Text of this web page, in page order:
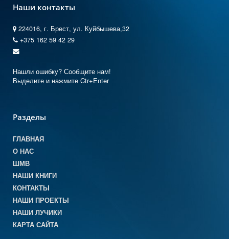
Наши контакты
224016, г. Брест, ул. Куйбышева,32
+375 162 59 42 29
Нашли ошибку? Сообщите нам!
Выделите и нажмите Ctr+Enter
Разделы
ГЛАВНАЯ
О НАС
ШМВ
НАШИ КНИГИ
КОНТАКТЫ
НАШИ ПРОЕКТЫ
НАШИ ЛУЧИКИ
КАРТА САЙТА